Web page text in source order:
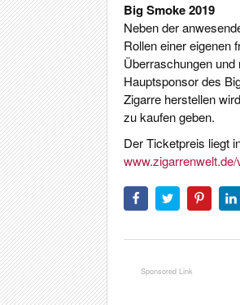
Big Smoke 2019
Neben der
Rollen einer eigenen
Überraschungen und
Hauptsponsor des
Zigarre herstellen
zu kaufen geben.
Der Ticketpreis liegt